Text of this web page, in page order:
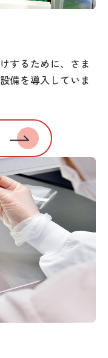
するために、さま
備を導入していま